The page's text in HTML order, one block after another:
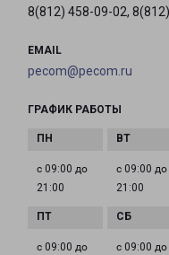
8(812) 458-09-02,
EMAIL
pecom@pecom.ru
ГРАФИК РАБОТЫ
с 09:00 до
21:00
с 09:00 до
21:00
с 09:00 до
с 09:00 до